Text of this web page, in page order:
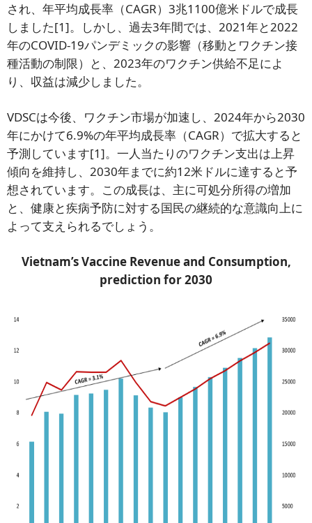
され、年平均成長率（CAGR）3兆1100億米ドルで成長
しました[1]。しかし、過去3年間では、2021年と2022
年のCOVID-19パンデミックの影響（移動とワクチン接
種活動の制限）と、2023年のワクチン供給不足によ
り、収益は減少しました。
VDSCは今後、ワクチン市場が加速し、2024年から2030
年にかけて6.9%の年平均成長率（CAGR）で拡大すると
予測しています[1]。一人当たりのワクチン支出は上昇
傾向を維持し、2030年までに約12米ドルに達すると予
想されています。この成長は、主に可処分所得の増加
と、健康と疾病予防に対する国民の継続的な意識向上に
よって支えられるでしょう。
Vietnam’s Vaccine Revenue and Consumption,
prediction for 2030